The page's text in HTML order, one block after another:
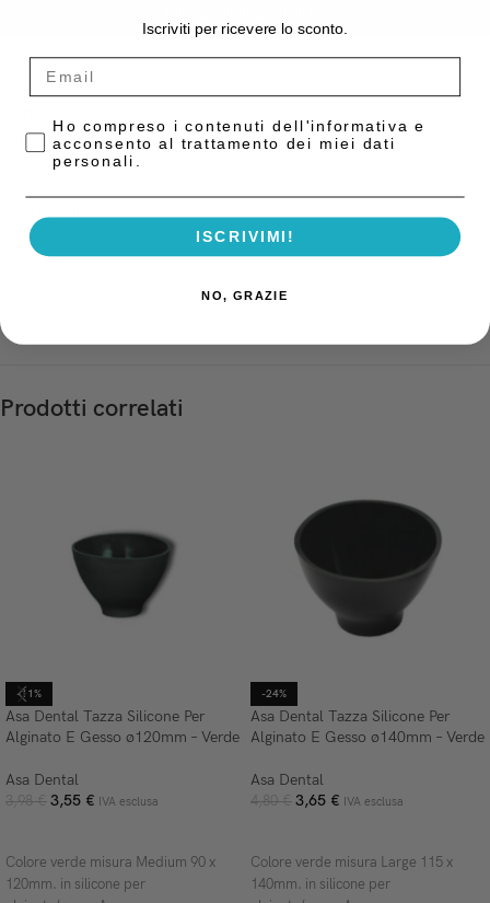
Categoria: Carta Impasto Tazze Spatole
Tazzina Dappen In Silicone, Misura Media 25 Ml. 50 Mm. D10 Inline
Prodotti correlati
-11%
Asa Dental Tazza Silicone Per
Alginato E Gesso ø120mm – Verde
Asa Dental
3,98€ 3,55 € IVA esclusa
Colore verde misura Medium 90 x
120mm. in silicone per
-24%
Asa Dental Tazza Silicone Per
Alginato E Gesso ø140mm – Verde
Asa Dental
4,80€ 3,65 € IVA esclusa
Colore verde misura Large 115 x
140mm. in silicone per
Iscriviti per ricevere lo sconto.
Privacy Policy
Ho compreso i contenuti dell'informativa e
acconsento al trattamento dei miei dati
personali.
ISCRIVIMI!
NO, GRAZIE